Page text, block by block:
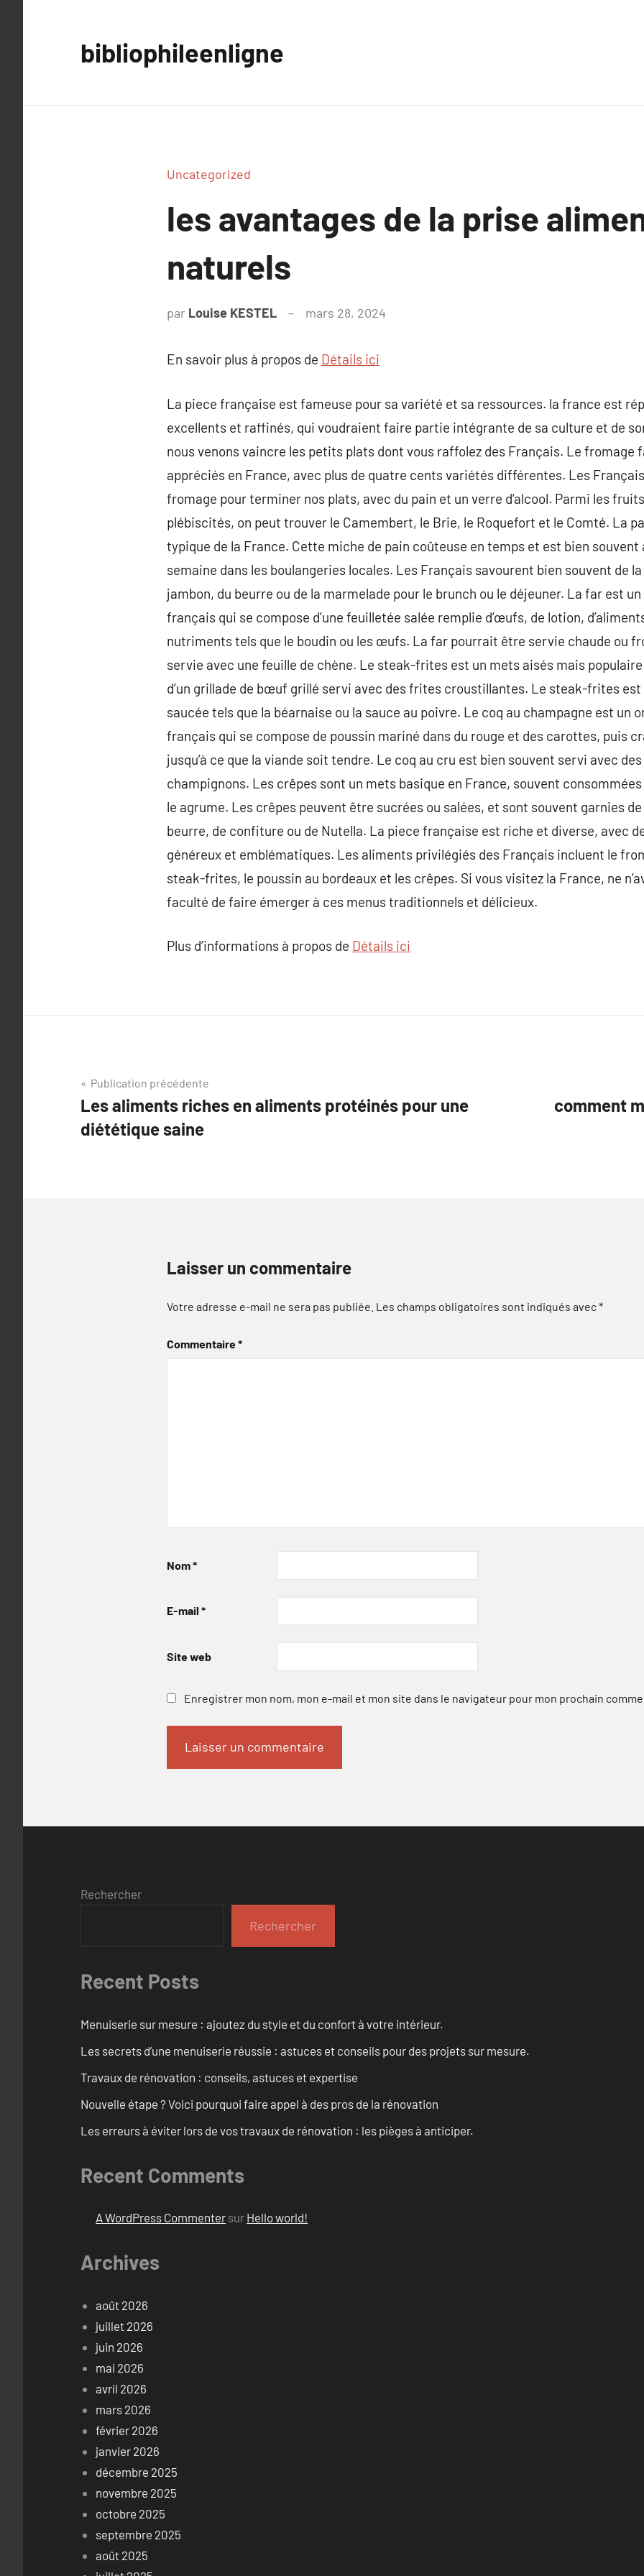
bibliophileenligne
Uncategorized
les avantages de la prise
naturels
par Louise KESTEL mars 28, 2024
En savoir plus à propos de Détails ici
La piece française est fameuse pour sa variété et sa ressources. la france est
excellents et raffinés, qui voudraient faire partie intégrante de sa culture et de
nous venons vaincre les petits plats dont vous raffolez des Français. Le fromage
appréciés en France, avec plus de quatre cents variétés différentes. Les
fromage pour terminer nos plats, avec du pain et un verre d’alcool. Parmi les
plébiscités, on peut trouver le Camembert, le Brie, le Roquefort et le Comté. La
typique de la France. Cette miche de pain coûteuse en temps et est bien
semaine dans les boulangeries locales. Les Français savourent bien souvent de
jambon, du beurre ou de la marmelade pour le brunch ou le déjeuner. La far est
français qui se compose d’une feuilletée salée remplie d’œufs, de lotion,
nutriments tels que le boudin ou les œufs. La far pourrait être servie chaude ou
servie avec une feuille de chène. Le steak-frites est un mets aisés mais
d’un grillade de bœuf grillé servi avec des frites croustillantes. Le steak-frites est
saucée tels que la béarnaise ou la sauce au poivre. Le coq au champagne est un
français qui se compose de poussin mariné dans du rouge et des carottes, puis
jusqu’à ce que la viande soit tendre. Le coq au cru est bien souvent servi avec
champignons. Les crêpes sont un mets basique en France, souvent
le agrume. Les crêpes peuvent être sucrées ou salées, et sont souvent garnies
beurre, de confiture ou de Nutella. La piece française est riche et diverse, avec
généreux et emblématiques. Les aliments privilégiés des Français incluent le
steak-frites, le poussin au bordeaux et les crêpes. Si vous visitez la France, ne
faculté de faire émerger à ces menus traditionnels et délicieux.
Plus d’informations à propos de Détails ici
Navigation
de
l’article
Publication précédente
Les aliments riches en aliments protéinés pour une
diététique saine
comment
Laisser un commentaire
Votre adresse e-mail ne sera pas publiée. Les champs obligatoires sont indiqués avec*
Commentaire*
Nom*
E-mail *
Site web
Enregistrer mon nom, mon e-mail et mon site dans le navigateur pour mon prochain
Rechercher
Rechercher
Recent Posts
Menuiserie sur mesure : ajoutez du style et du confort à votre intérieur.
Les secrets d’une menuiserie réussie : astuces et conseils pour des projets sur mesure.
Travaux de rénovation : conseils, astuces et expertise
Nouvelle étape ? Voici pourquoi faire appel à des pros de la rénovation
Les erreurs à éviter lors de vos travaux de rénovation : les pièges à anticiper.
Recent Comments
A WordPress Commenter sur Hello world!
Archives
août 2026
juillet 2026
juin 2026
mai 2026
avril 2026
mars 2026
février 2026
janvier 2026
décembre 2025
novembre 2025
octobre 2025
septembre 2025
août 2025